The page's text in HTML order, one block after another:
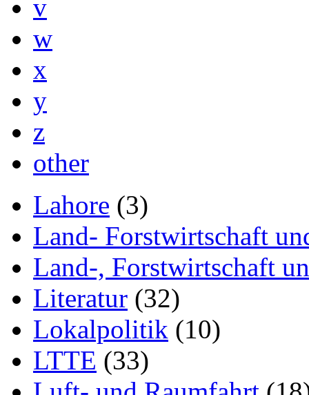
v
w
x
y
z
other
Lahore (3)
Land- Forstwirtschaft
Land-, Forstwirtschaft
Literatur (32)
Lokalpolitik (10)
LTTE (33)